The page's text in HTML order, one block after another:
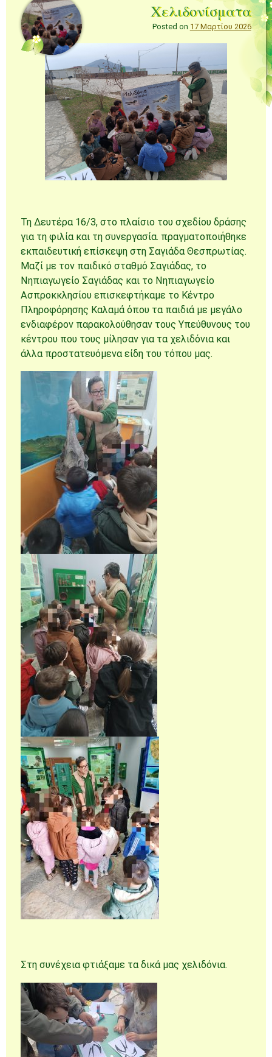
Χελιδονίσματα
Posted on 17 Μαρτίου 2026
Τη Δευτέρα 16/3, στο πλαίσιο του σχεδίου δράσης
για τη φιλία και τη συνεργασία. πραγματοποιήθηκε
εκπαιδευτική επίσκεψη στη Σαγιάδα Θεσπρωτίας.
Μαζί με τον παιδικό σταθμό Σαγιάδας, το
Νηπιαγωγείο Σαγιάδας και το Νηπιαγωγείο
Ασπροκκλησίου επισκεφτήκαμε το Κέντρο
Πληροφόρησης Καλαμά όπου τα παιδιά με μεγάλο
ενδιαφέρον παρακολούθησαν τους Υπεύθυνους του
κέντρου που τους μίλησαν για τα χελιδόνια και
άλλα προστατευόμενα είδη του τόπου μας.
Στη συνέχεια φτιάξαμε τα δικά μας χελιδόνια.